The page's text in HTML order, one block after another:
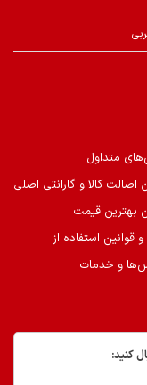
متداول
کالا و گارانتی اصلی
بهترین قیمت
قوانین استفاده از
و خدمات
کنید: